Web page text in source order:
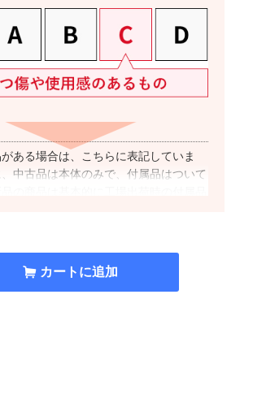
ある場合は、こちらに表記していま
中古品は本体のみで、付属品はついて
フリー”と表記した商品は、国内キャリ
での使用が基本的に可能です。ただ
カートに追加